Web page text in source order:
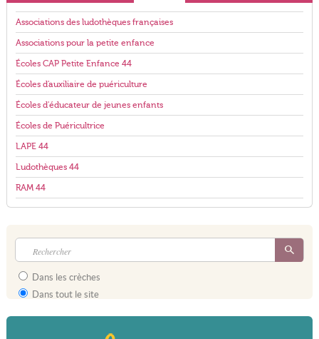
Associations des ludothèques françaises
Associations pour la petite enfance
Écoles CAP Petite Enfance 44
Écoles d'auxiliaire de puériculture
Écoles d'éducateur de jeunes enfants
Écoles de Puéricultrice
LAPE 44
Ludothèques 44
RAM 44
Dans les crèches
Dans tout le site